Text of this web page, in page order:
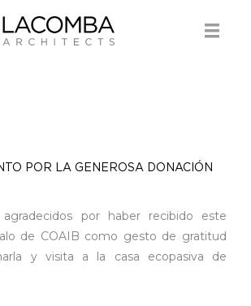
POR LA GENEROSA DONACIÓN
por haber recibido este
de COAIB como gesto de gratitud
y visita a la casa ecopasiva de